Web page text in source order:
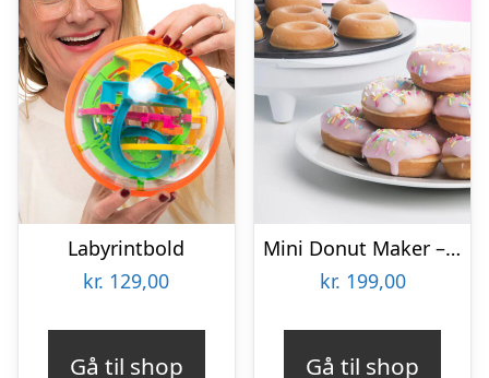
Labyrintbold
kr. 129,00
Gå til shop
Mini Donut Maker – KitchPro
kr. 199,00
Gå til shop